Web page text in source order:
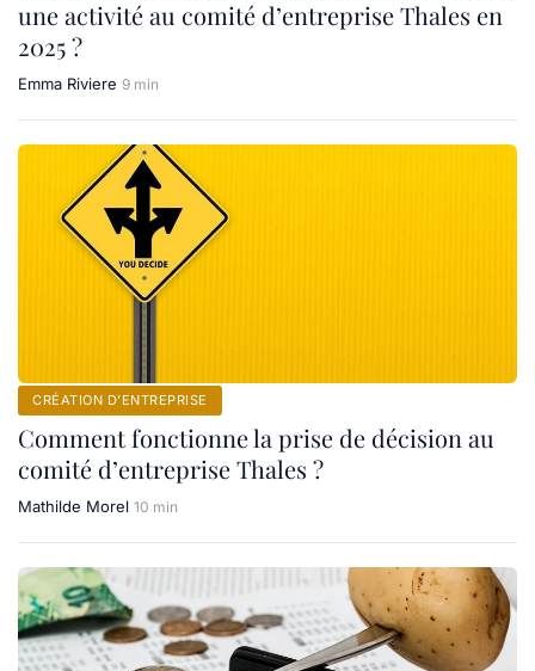
une activité au comité d’entreprise Thales en
2025 ?
Emma Riviere 9 min
CRÉATION D’ENTREPRISE
Comment fonctionne la prise de décision au
comité d’entreprise Thales ?
Mathilde Morel 10 min